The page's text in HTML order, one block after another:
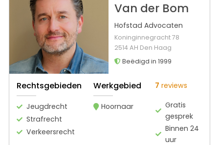
Van der Bom
Hofstad Advocaten
Koninginnegracht 78
2514 AH Den Haag
Beëdigd in 1999
Rechtsgebieden
Jeugdrecht
Strafrecht
Verkeersrecht
Werkgebied
Hoornaar
7 reviews
Gratis
gesprek
Binnen 24
uur